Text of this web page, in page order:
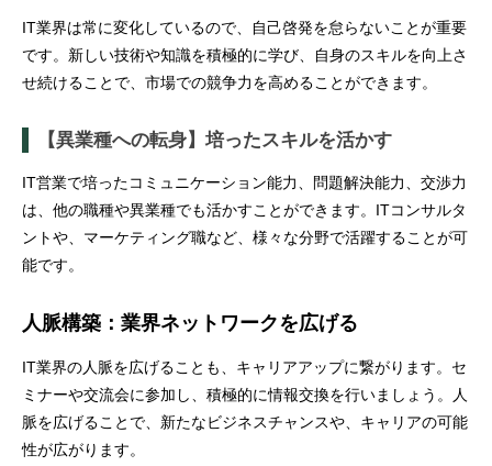
IT業界は常に変化しているので、自己啓発を怠らないことが重要
です。新しい技術や知識を積極的に学び、自身のスキルを向上さ
せ続けることで、市場での競争力を高めることができます。
【異業種への転身】培ったスキルを活かす
IT営業で培ったコミュニケーション能力、問題解決能力、交渉力
は、他の職種や異業種でも活かすことができます。ITコンサルタ
ントや、マーケティング職など、様々な分野で活躍することが可
能です。
人脈構築：業界ネットワークを広げる
IT業界の人脈を広げることも、キャリアアップに繋がります。セ
ミナーや交流会に参加し、積極的に情報交換を行いましょう。人
脈を広げることで、新たなビジネスチャンスや、キャリアの可能
性が広がります。